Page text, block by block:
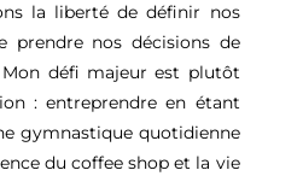
la liberté de définir nos
prendre nos décisions de
défi majeur est plutôt
: entreprendre en étant
gymnastique quotidienne
du coffee shop et la vie